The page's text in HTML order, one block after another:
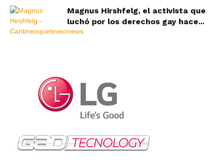
Magnus Hirshfelg, el activista que
luchó por los derechos gay hace...